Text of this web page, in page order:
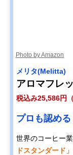
Photo by Amazon
メリタ‎(Melitta)
アロマフレ
税込み25,586円
プロも認める
世界のコーヒー
ドスタンダード」